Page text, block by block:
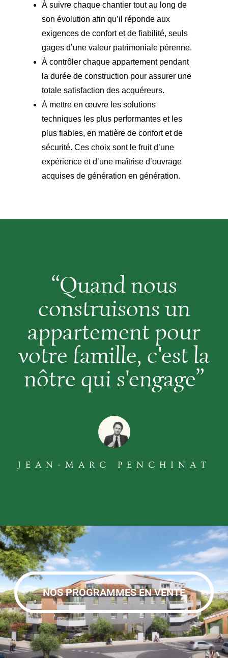
À suivre chaque chantier tout au long de
son évolution afin qu’il réponde aux
exigences de confort et de fiabilité, seuls
gages d’une valeur patrimoniale pérenne.
À contrôler chaque appartement pendant
la durée de construction pour assurer une
totale satisfaction des acquéreurs.
À mettre en œuvre les solutions
techniques les plus performantes et les
plus fiables, en matière de confort et de
sécurité. Ces choix sont le fruit d’une
expérience et d’une maîtrise d’ouvrage
acquises de génération en génération.
“Quand nous
construisons un
appartement pour
votre famille, c'est la
nôtre qui s'engage”
JEAN-MARC PENCHINAT
NOS PROGRAMMES EN VENTE